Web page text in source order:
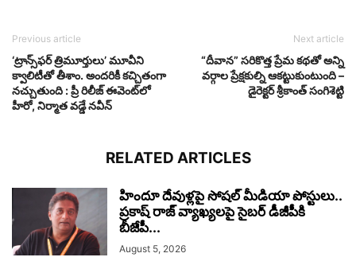
Previous article
‘ట్రాన్స్‌ఫర్ త్రిమూర్తులు’ మూవీని
క్వాలిటీతో తీశాం. అందరికీ కచ్చితంగా
నచ్చుతుంది : ప్రీ రిలీజ్ ఈవెంట్‌లో
హీరో, నిర్మాత వడ్డే నవీన్
Next article
“దీవాన” సరికొత్త ప్రేమ కథతో అన్ని
వర్గాల ప్రేక్షకుల్ని ఆకట్టుకుంటుంది –
డైరెక్టర్ శ్రీకాంత్ సంగిశెట్టి
RELATED ARTICLES
హిందూ దేవుళ్లపై సోషల్ మీడియా పోస్టులు..
ప్రకాష్ రాజ్ వ్యాఖ్యలపై సైబర్ డీజీపీకి
బీజేపీ...
August 5, 2026